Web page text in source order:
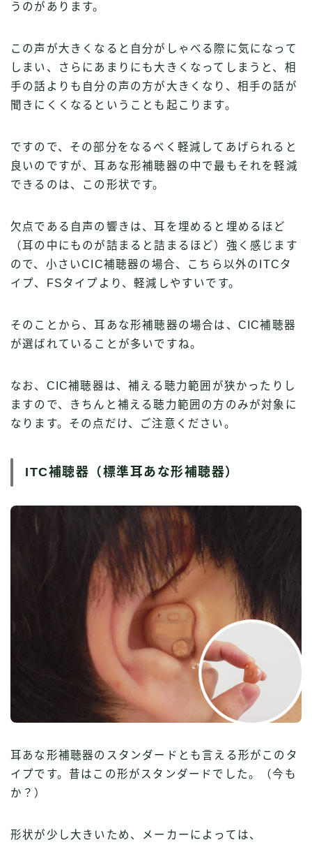
うのがあります。
この声が大きくなると自分がしゃべる際に気になって
しまい、さらにあまりにも大きくなってしまうと、相
手の話よりも自分の声の方が大きくなり、相手の話が
聞きにくくなるということも起こります。
ですので、その部分をなるべく軽減してあげられると
良いのですが、耳あな形補聴器の中で最もそれを軽減
できるのは、この形状です。
欠点である自声の響きは、耳を埋めると埋めるほど
（耳の中にものが詰まると詰まるほど）強く感じます
ので、小さいCIC補聴器の場合、こちら以外のITCタ
イプ、FSタイプより、軽減しやすいです。
そのことから、耳あな形補聴器の場合は、CIC補聴器
が選ばれていることが多いですね。
なお、CIC補聴器は、補える聴力範囲が狭かったりし
ますので、きちんと補える聴力範囲の方のみが対象に
なります。その点だけ、ご注意ください。
ITC補聴器（標準耳あな形補聴器）
耳あな形補聴器のスタンダードとも言える形がこのタ
イプです。昔はこの形がスタンダードでした。（今も
か？）
形状が少し大きいため、メーカーによっては、